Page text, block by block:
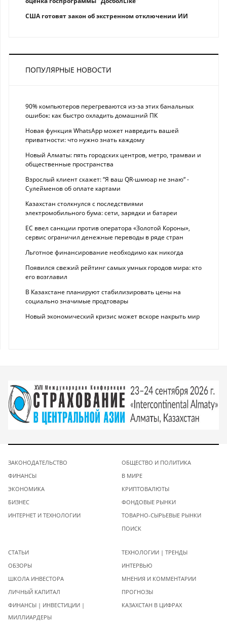
США готовят закон об экстренном отключении ИИ
ПОПУЛЯРНЫЕ НОВОСТИ
90% компьютеров перегреваются из-за этих банальных
ошибок: как быстро охладить домашний ПК
Новая функция WhatsApp может навредить вашей
приватности: что нужно знать каждому
Новый Алматы: пять городских центров, метро, трамваи и
общественные пространства
Взрослый клиент скажет: “Я ваш QR-шмюар не знаю“ -
Сулейменов об оплате картами
Казахстан столкнулся с последствиями
электромобильного бума: сети, зарядки и батареи
ЕС ввел санкции против оператора «Золотой Короны»,
сервис ограничил денежные переводы в ряде стран
Льготное финансирование необходимо как никогда
Появился свежий рейтинг самых умных городов мира: кто
его возглавил
В Казахстане планируют стабилизировать цены на
социально значимые продтовары
Новый экономический кризис может вскоре накрыть мир
ЗАКОНОДАТЕЛЬСТВО
ФИНАНСЫ
ЭКОНОМИКА
БИЗНЕС
ИНТЕРНЕТ И ТЕХНОЛОГИИ
ОБЩЕСТВО И ПОЛИТИКА
В МИРЕ
КРИПТОВАЛЮТЫ
ФОНДОВЫЕ РЫНКИ
ТОВАРНО-СЫРЬЕВЫЕ РЫНКИ
ПОИСК
СТАТЬИ
ОБЗОРЫ
ШКОЛА ИНВЕСТОРА
ЛИЧНЫЙ КАПИТАЛ
ФИНАНСЫ | ИНВЕСТИЦИИ |
МИЛЛИАРДЕРЫ
ТЕХНОЛОГИИ | ТРЕНДЫ
ИНТЕРВЬЮ
МНЕНИЯ И КОММЕНТАРИИ
ПРОГНОЗЫ
КАЗАХСТАН В ЦИФРАХ